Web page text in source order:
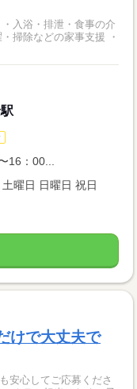
掃除などの家事支援 ・
16：00...
曜日 日曜日 祝日
けで大丈夫で
安心してご応募くださ